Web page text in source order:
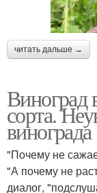
читать дальше →
Виноград
сорта.
винограда
"Почему не
"А почему не
диалог,